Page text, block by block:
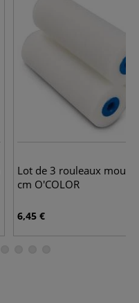
Lot de 3 rouleaux
cm O'COLOR
6,45 €